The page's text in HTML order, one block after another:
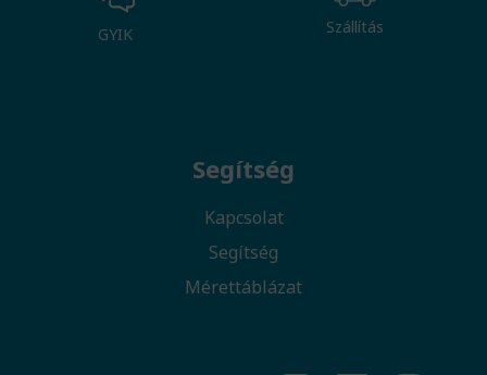
GYIK Szállítás
Segítség
Kapcsolat
Segítség
Mérettáblázat